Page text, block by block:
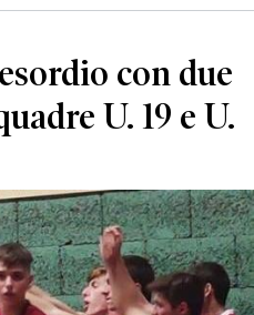
con due
U. 19 e U.